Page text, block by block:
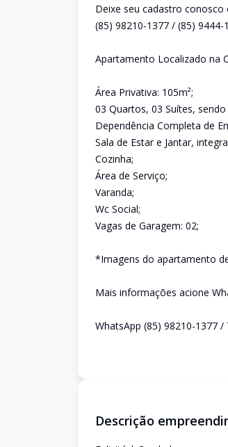
Deixe seu cadastro
(85) 98210-1377 / (85) 9444-
Apartamento Localizado na
Área Privativa: 105m²;
03 Quartos, 03 Suítes,
Dependência Completa de
Sala de Estar e Jantar,
Cozinha;
Área de Serviço;
Varanda;
Wc Social;
Vagas de Garagem: 02;
*Imagens do apartamento
Mais informações acione
WhatsApp (85) 98210-1377 /
Descrição